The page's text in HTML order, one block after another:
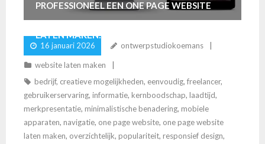
PROFESSIONEEL EEN ONE PAGE WEBSITE
LATEN MAKEN: DE SLEUTEL TOT ONLINE
SUCCES
16 januari 2026 ontwerpstudiokoemans
website laten maken
bedrijf, creatieve mogelijkheden, eenvoudig, freelancer,
gebruikerservaring, informatie, kernboodschap, laadtijd,
merkpresentatie, minimalistische benadering, mobiele
apparaten, navigatie, one page website, one page website
laten maken, overzichtelijk, populariteit, responsief design,